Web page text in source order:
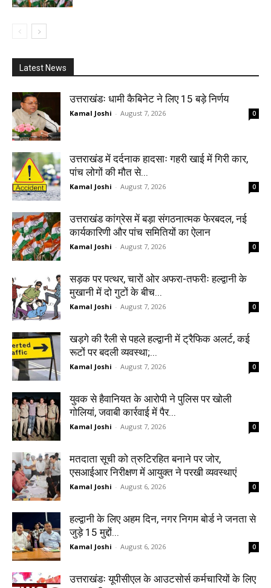
Latest News
उत्तराखंडः धामी कैबिनेट ने लिए 15 बड़े निर्णय
Kamal Joshi - August 7, 2026 0
उत्तराखंड में दर्दनाक हादसाः गहरी खाई में गिरी कार,
पांच लोगों की मौत से...
Kamal Joshi - August 7, 2026 0
उत्तराखंड कांग्रेस में बड़ा संगठनात्मक फेरबदल, नई
कार्यकारिणी और पांच समितियों का ऐलान
Kamal Joshi - August 7, 2026 0
सड़क पर पत्थर, चारों ओर अफरा-तफरीः हल्द्वानी के
मुखानी में दो गुटों के बीच...
Kamal Joshi - August 7, 2026 0
खड़गे की रैली से पहले हल्द्वानी में ट्रैफिक अलर्ट, कई
रूटों पर बदली व्यवस्था;...
Kamal Joshi - August 7, 2026 0
युवक से हैवानियत के आरोपी ने पुलिस पर खोली
गोलियां, जवाबी कार्रवाई में पैर...
Kamal Joshi - August 7, 2026 0
मतदाता सूची को त्रुटिरहित बनाने पर जोर,
एसआईआर निरीक्षण में आयुक्त ने परखी व्यवस्थाएं
Kamal Joshi - August 6, 2026 0
हल्द्वानी के लिए अहम दिन, नगर निगम बोर्ड ने जनता से
जुड़े 15 मुद्दों...
Kamal Joshi - August 6, 2026 0
उत्तराखंडः यूपीसीएल के आउटसोर्स कर्मचारियों के लिए